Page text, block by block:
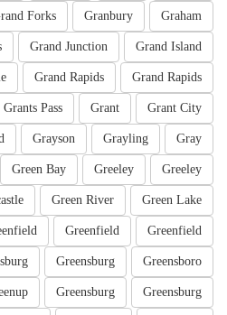
Graham
Granbury
Forks
Grand Island
Grand Junction
Grand Rapids
Grand Rapids
Grant City
Grant
Grants Pass
Gray
Grayling
Grayson
Greeley
Greeley
Green Bay
Green Lake
Green River
Greenfield
Greenfield
Greensboro
Greensburg
Greensburg
Greensburg